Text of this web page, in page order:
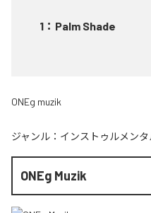
1 ： Palm Shade
ONEg muzik
ジャンル： インストゥルメンタ
ONEg Muzik